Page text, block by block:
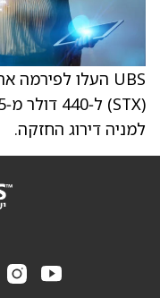
למניה דירוג החזקה.